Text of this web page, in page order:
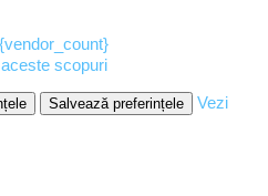
scopuri
Salvează preferințele
Vezi